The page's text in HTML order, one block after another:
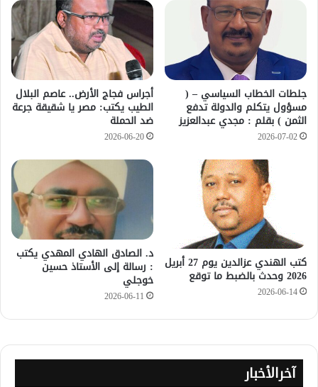
جلطات الخطاب السياسي – (
مسؤول يتكلم والدولة تدفع
الثمن ) بقلم : مجدي عبدالعزيز
2026-07-02
أجراس فجاج الأرض.. عاصم البلال
الطيب يكتب: مصر يا شقيقة جرعة
ضد الحملة
2026-06-20
كتب الهندي عزالدين يوم 27 أبريل
2026 وحدث بالضبط ما توقع
2026-06-14
د. الصادق الهادي المهدي يكتب
: رسالة إلى الأستاذ حسين
خوجلي
2026-06-11
آخرالأخبار